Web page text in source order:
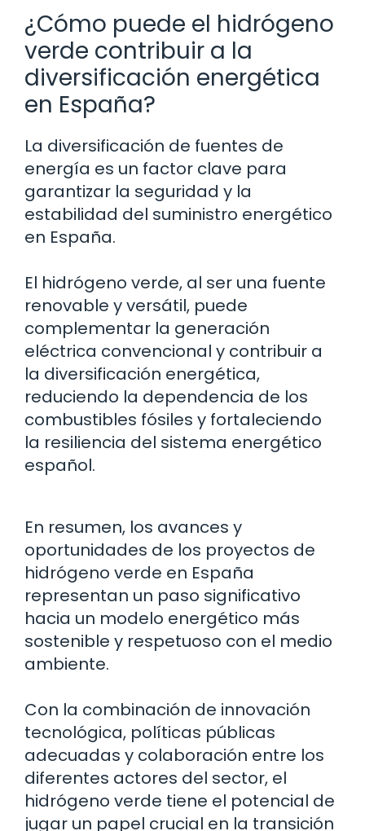
¿Cómo puede el hidrógeno
verde contribuir a la
diversificación energética
en España?
La diversificación de fuentes de
energía es un factor clave para
garantizar la seguridad y la
estabilidad del suministro energético
en España.
El hidrógeno verde, al ser una fuente
renovable y versátil, puede
complementar la generación
eléctrica convencional y contribuir a
la diversificación energética,
reduciendo la dependencia de los
combustibles fósiles y fortaleciendo
la resiliencia del sistema energético
español.
En resumen, los avances y
oportunidades de los proyectos de
hidrógeno verde en España
representan un paso significativo
hacia un modelo energético más
sostenible y respetuoso con el medio
ambiente.
Con la combinación de innovación
tecnológica, políticas públicas
adecuadas y colaboración entre los
diferentes actores del sector, el
hidrógeno verde tiene el potencial de
jugar un papel crucial en la transición